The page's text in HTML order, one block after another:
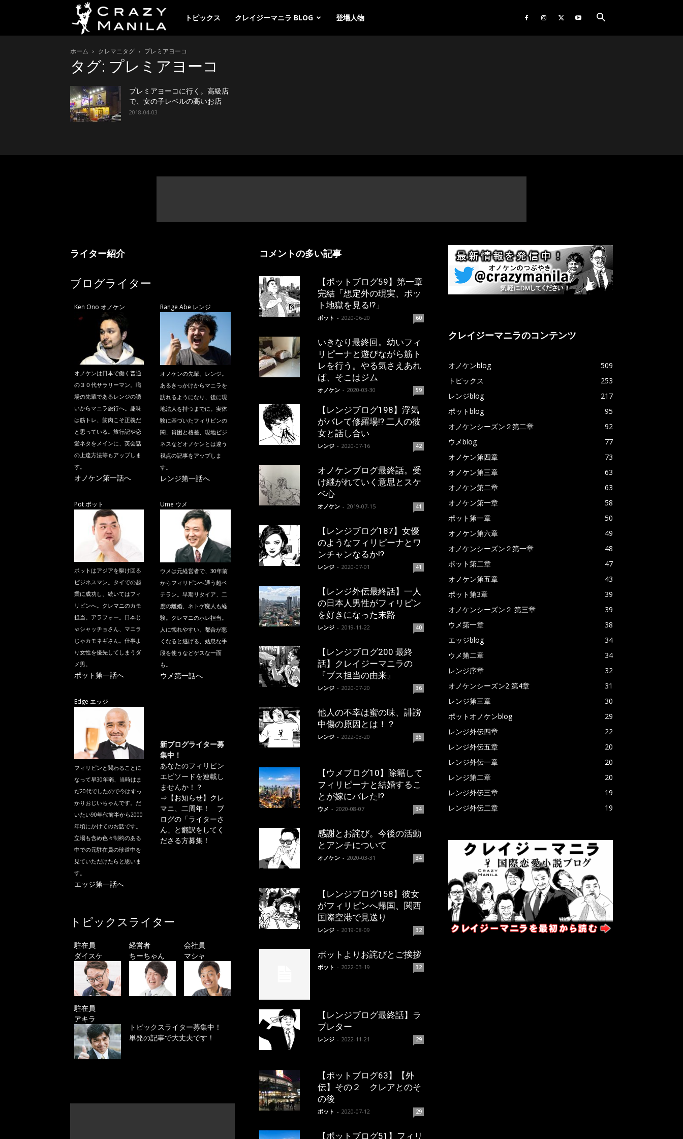
レ
イ
トピックス クレイジーマニラ BLOG 登場人物
ホーム クレマニタグ プレミアヨーコ
タグ: プレミアヨーコ
プレミアヨーコに行く。高級店
で、女の子レベルの高いお店
2018-04-03
ライター紹介
ブログライター
Ken Ono オノケン
オノケンは日本で働く普通
の３０代サラリーマン。職
場の先輩であるレンジの誘
いからマニラ旅行へ。趣味
は筋トレ、筋肉こそ正義だ
と思っている。旅行記や恋
愛ネタをメインに、英会話
の上達方法等もアップしま
す。
オノケン第一話へ
Range Abe レンジ
オノケンの先輩、レンジ。
あるきっかけからマニラを
訪れるようになり、後に現
地法人を持つまでに。実体
験に基づいたフィリピンの
闇、貧困と格差、現地ビジ
ネスなどオノケンとは違う
視点の記事をアップしま
す。
レンジ第一話へ
Pot ポット
ポットはアジアを駆け回る
ビジネスマン。タイでの起
業に成功し、続いてはフィ
リピンへ。クレマニのカモ
担当。アラフォー。日本じ
ゃシャッチョさん、マニラ
じゃカモネギさん。仕事よ
り女性を優先してしまうダ
メ男。
ポット第一話へ
Ume ウメ
ウメは元経営者で、30年前
からフィリピンへ通う超ベ
テラン。早期リタイア、二
度の離婚、ネトゲ廃人も経
験。クレマニのホレ担当。
人に惚れやすい。都合が悪
くなると逃げる、姑息な手
段を使うなどゲスな一面
も。
ウメ第一話へ
Edge エッジ
フィリピンと関わることに
なって早30年弱、当時はま
だ20代でしたので今はすっ
かりおじいちゃんです。だ
いたい90年代前半から2000
年頃にかけてのお話です。
立場も含め色々制約のある
中での元駐在員の珍道中を
見ていただけたらと思いま
す。
エッジ第一話へ
新ブログライター募
集中！
あなたのフィリピン
エピソードを連載し
ませんか！？
⇒ 【お知らせ】クレ
マニ、二周年！ ブ
ログの「ライターさ
ん」と翻訳をしてく
ださる方募集！
トピックスライター
駐在員
ダイスケ
経営者
ちーちゃん
会社員
マシャ
駐在員
アキラ
トピックスライター募集中！
単発の記事で大丈夫です！
コメントの多い記事
【ポットブログ59】第一章
完結「想定外の現実、ポッ
ト地獄を見る!?」
ポット - 2020-06-20 60
いきなり最終回。幼いフィ
リピーナと遊びながら筋ト
レを行う。やる気さえあれ
ば、そこはジム
オノケン - 2020-03-30 59
【レンジブログ198】浮気
がバレて修羅場!? 二人の彼
女と話し合い
レンジ - 2020-07-16 42
オノケンブログ最終話。受
け継がれていく意思とスケ
ベ心
オノケン - 2019-07-15 41
【レンジブログ187】女優
のようなフィリピーナとワ
ンチャンなるか!?
レンジ - 2020-07-01 41
【レンジ外伝最終話】一人
の日本人男性がフィリピン
を好きになった末路
レンジ - 2019-11-22 40
【レンジブログ200 最終
話】クレイジーマニラの
『ブス担当の由来』
レンジ - 2020-07-20 36
他人の不幸は蜜の味、誹謗
中傷の原因とは！？
レンジ - 2022-03-20 35
【ウメブログ10】除籍して
フィリピーナと結婚するこ
とが嫁にバレた!?
ウメ - 2020-08-07 34
感謝とお詫び。今後の活動
とアンチについて
オノケン - 2020-03-31 34
【レンジブログ158】彼女
がフィリピンへ帰国、関西
国際空港で見送り
レンジ - 2019-08-09 32
ポットよりお詫びとご挨拶
ポット - 2022-03-19 32
【レンジブログ最終話】ラ
ブレター
レンジ - 2022-11-21 29
【ポットブログ63】【外
伝】その２ クレアとのそ
の後
ポット - 2020-07-12 29
【ポットブログ51】フィリ
クレイジーマニラのコンテンツ
オノケンblog
509
トピックス
253
レンジblog
217
ポットblog
95
オノケンシーズン２第二章
92
ウメblog
77
オノケン第四章
73
オノケン第三章
63
オノケン第二章
63
オノケン第一章
58
ポット第一章
50
オノケン第六章
49
オノケンシーズン２第一章
48
ポット第二章
47
オノケン第五章
43
ポット第3章
39
オノケンシーズン２ 第三章
39
ウメ第一章
38
エッジblog
34
ウメ第二章
34
レンジ序章
32
オノケンシーズン2 第4章
31
レンジ第三章
30
ポットオノケンblog
29
レンジ外伝四章
22
レンジ外伝五章
20
レンジ外伝一章
20
レンジ第二章
20
レンジ外伝三章
19
レンジ外伝二章
19